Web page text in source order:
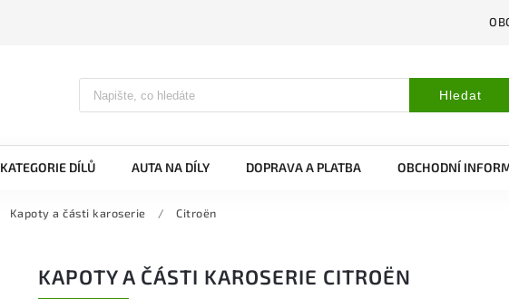
Hledat
KATEGORIE DÍLŮ AUTA NA DÍLY DOPRAVA A PLATBA OBCHODNÍ
Kapoty a části karoserie / Citroën
KAPOTY A ČÁSTI KAROSERIE CITROËN